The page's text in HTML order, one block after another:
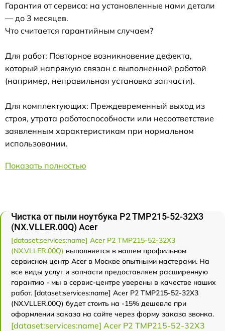
Гарантия от сервиса: на установленные нами детали
— до 3 месяцев.
Что считается гарантийным случаем?
Для работ: Повторное возникновение дефекта,
который напрямую связан с выполненной работой
(например, неправильная установка запчасти).
Для комплектующих: Преждевременный выход из
строя, утрата работоспособности или несоответствие
заявленным характеристикам при нормальном
использовании.
Показать полностью
Чистка от пыли ноутбука P2 TMP215-52-32X3
(NX.VLLER.00Q) Acer
[dataset:services:name] Acer P2 TMP215-52-32X3
(NX.VLLER.00Q) выполняется в нашем профильном
сервисном центр Acer в Москве опытными мастерами. На
все виды услуг и запчасти предоставляем расширенную
гарантию - мы в сервис-центре уверены в качестве наших
работ. [dataset:services:name] Acer P2 TMP215-52-32X3
(NX.VLLER.00Q) будет стоить на -15% дешевле при
оформлении заказа на сайте через форму заказа звонка.
[dataset:services:name] Acer P2 TMP215-52-32X3